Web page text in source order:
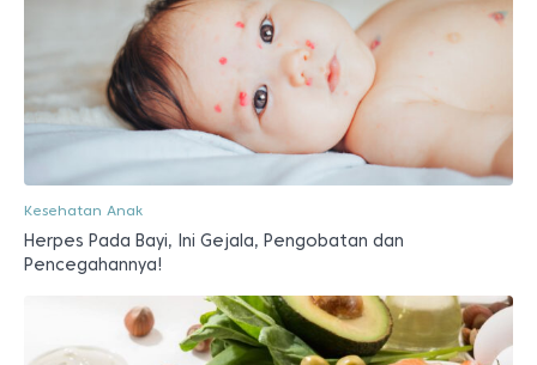
Kesehatan Anak
Herpes Pada Bayi, Ini Gejala, Pengobatan dan
Pencegahannya!